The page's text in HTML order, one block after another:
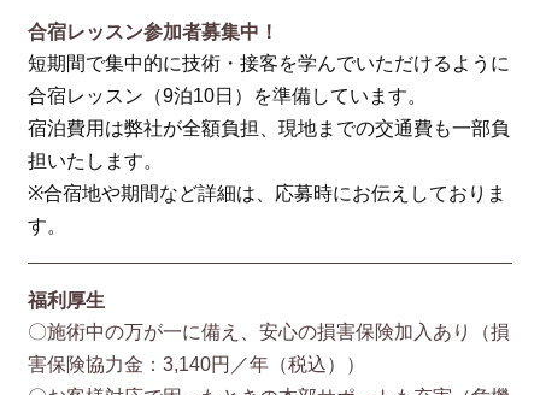
合宿レッスン参加者募集中！
短期間で集中的に技術・接客を学んでいただけるように
合宿レッスン（9泊10日）を準備しています。
宿泊費用は弊社が全額負担、現地までの交通費も一部負
担いたします。
※合宿地や期間など詳細は、応募時にお伝えしておりま
す。
福利厚生
〇施術中の万が一に備え、安心の損害保険加入あり（損
害保険協⼒⾦：3,140円／年（税込））